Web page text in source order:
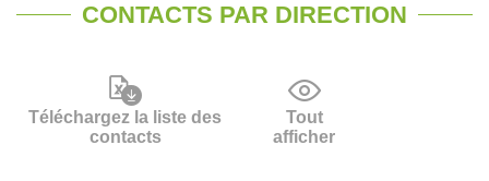
CONTACTS PAR DIRECTION
Téléchargez la liste des
contacts
Tout
afficher